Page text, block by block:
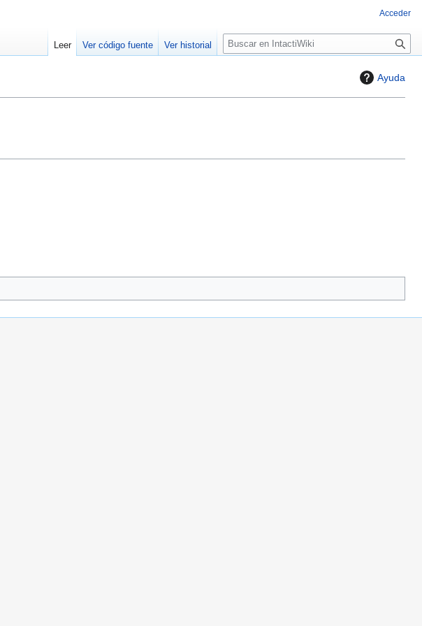
Ayuda
Acceder
Leer Ver código fuente Ver historial
B
u
a